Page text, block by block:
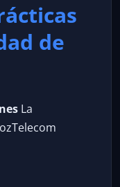
de
La